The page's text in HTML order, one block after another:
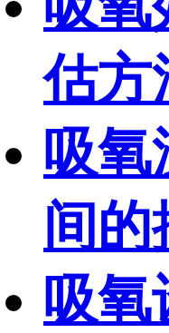
估方
吸氧
间的
吸氧